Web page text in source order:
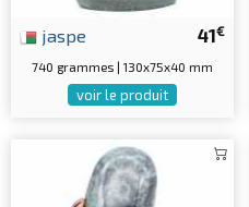
41€
jaspe
740 grammes | 130x75x40 mm
voir le produit